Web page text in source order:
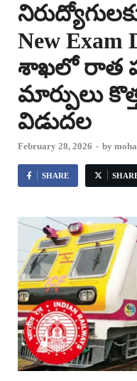
New Exam
శాఖలో రాత
మార్పులు
విడుదల
February 28, 2026 - by
SHARE